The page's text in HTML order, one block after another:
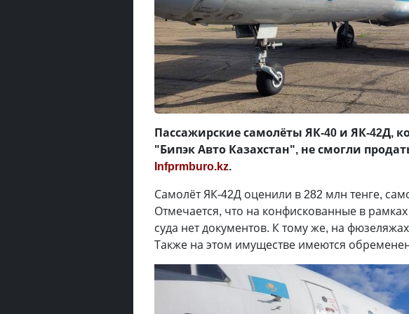
Пассажирские самолёты ЯК-40 и ЯК-42Д,
"Бипэк Авто Казахстан", не смогли
Infprmburo.kz.
Самолёт ЯК-42Д оценили в 282 млн тенге,
Отмечается, что на конфискованные в
суда нет документов. К тому же, на
Также на этом имуществе имеются